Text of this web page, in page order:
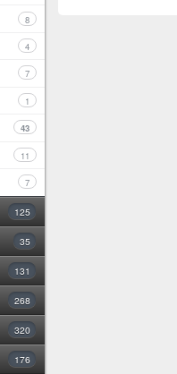
8
4
7
1
43
11
7
125
35
131
268
320
176